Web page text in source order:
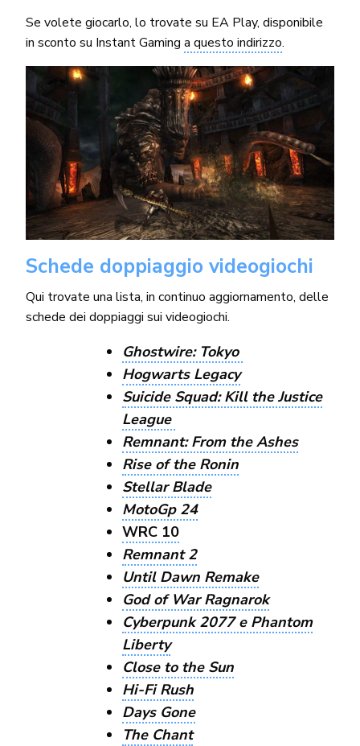
Se volete giocarlo, lo trovate su EA Play, disponibile
in sconto su Instant Gaminga questo indirizzo.
Schede doppiaggio videogiochi
Qui trovate una lista, in continuo aggiornamento, delle
schede dei doppiaggi sui videogiochi.
Ghostwire: Tokyo
Hogwarts Legacy
Suicide Squad: Kill the Justice
League
Remnant: From the Ashes
Rise of the Ronin
Stellar Blade
MotoGp 24
WRC 10
Remnant 2
Until Dawn Remake
God of War Ragnarok
Cyberpunk 2077 e Phantom
Liberty
Close to the Sun
Hi-Fi Rush
Days Gone
The Chant